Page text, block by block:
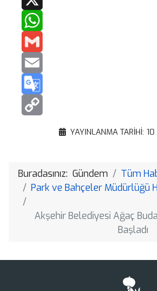
Copy
YAYINLANMA TARIHI:
Buradasınız: Gündem
Tüm
Park ve Bahçeler Müdürlüğü
Akşehir Belediyesi Ağaç
Başladı